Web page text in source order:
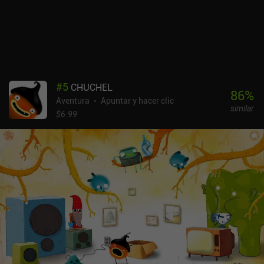
suerte, probablemente tendremos que empezar de nuevo, esta vez
con más perspectiva. Mindcop es un juego de pago tanto en
Android como en iOS. Aunque no es un juego «hardcore», si no
prestas atención a los pequeños detalles, pronto te sentirás
abrumado y perdido. Créeme, es fácil acabar acusando a la
persona equivocada.
#5 CHUCHEL
Aventura
Apuntar y hacer clic
$6.99
86%
similar